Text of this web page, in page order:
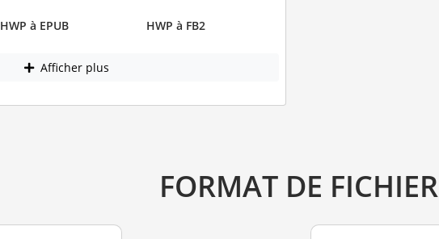
HWP à EPUB HWP à FB2
Afficher plus
FORMAT DE FICHIER